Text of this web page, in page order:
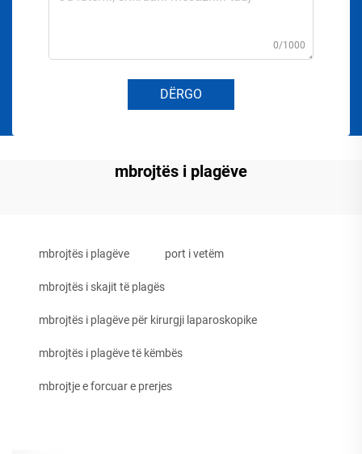
0/1000
DËRGO
mbrojtës i plagëve
mbrojtës i plagëve port i vetëm
mbrojtës i skajit të plagës
mbrojtës i plagëve për kirurgji laparoskopike
mbrojtës i plagëve të këmbës
mbrojtje e forcuar e prerjes